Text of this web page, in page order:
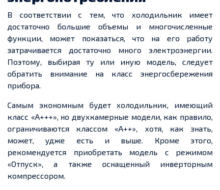
В соответствии с тем, что холодильник имеет
достаточно большие объемы и многочисленные
функции, может показаться, что на его работу
затрачивается достаточно много электроэнергии.
Поэтому, выбирая ту или иную модель, следует
обратить внимание на класс энергосбережения
прибора.
Самым экономным будет холодильник, имеющий
класс «А+++», но двухкамерные модели, как правило,
ограничиваются классом «А++», хотя, как знать,
может, удже есть и выше. Кроме этого,
рекомендуется приобретать модель с режимом
«Отпуск», а также оснащенный инверторным
компрессором.